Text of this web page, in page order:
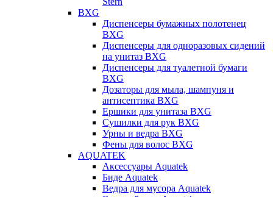
BXG
Диспенсеры бумажных полотенец
BXG
Диспенсеры для одноразовых сидений
на унитаз BXG
Диспенсеры для туалетной бумаги
BXG
Дозаторы для мыла, шампуня и
антисептика BXG
Ершики для унитаза BXG
Сушилки для рук BXG
Урны и ведра BXG
Фены для волос BXG
AQUATEK
Аксессуары Aquatek
Биде Aquatek
Ведра для мусора Aquatek